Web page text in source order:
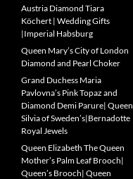
Austria Diamond Tiara
Köchert | Wedding Gifts
|Imperial Habsburg
Queen Mary’s City of London
Diamond and Pearl Choker
Grand Duchess Maria
Pavlovna’s Pink Topaz and
Diamond Demi Parure| Queen
Silvia of Sweden’s|Bernadotte
Royal Jewels
Queen Elizabeth The Queen
Mother’s Palm Leaf Brooch|
Queen’s Brooch| Queen